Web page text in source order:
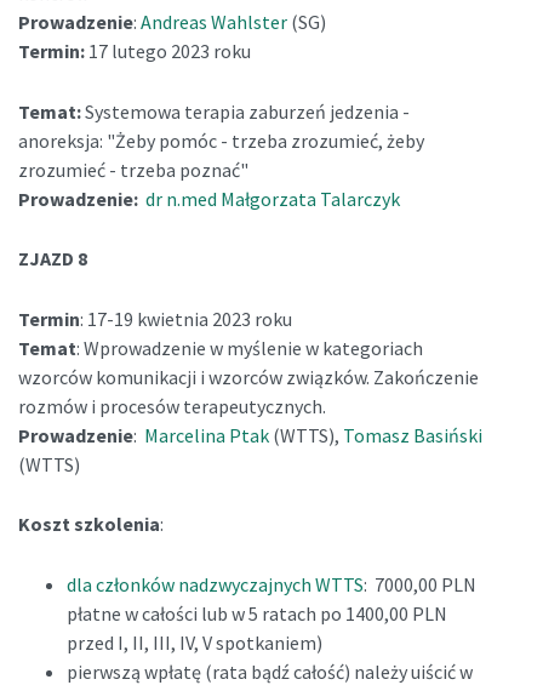
Prowadzenie: Andreas Wahlster (SG)
Termin: 17 lutego 2023 roku
Temat:Systemowa terapia zaburzeń jedzenia -
anoreksja: "Żeby pomóc - trzeba zrozumieć, żeby
zrozumieć - trzeba poznać"
Prowadzenie: dr n.med Małgorzata Talarczyk
ZJAZD 8
Termin: 17-19 kwietnia 2023 roku
Temat: Wprowadzenie w myślenie w kategoriach
wzorców komunikacji i wzorców związków. Zakończenie
rozmów i procesów terapeutycznych.
Prowadzenie: Marcelina Ptak (WTTS), Tomasz Basiński
(WTTS)
Koszt szkolenia:
dla członków nadzwyczajnych WTTS: 7000,00 PLN
płatne w całości lub w 5 ratach po 1400,00 PLN
przed I, II, III, IV, V spotkaniem)
pierwszą wpłatę (rata bądź całość) należy uiścić w